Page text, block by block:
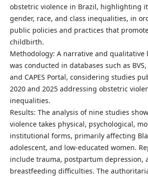
obstetric violence in Brazil, highlighting
gender, race, and class inequalities, in
public policies and practices that
childbirth.
Methodology: A narrative and
was conducted in databases such as BVS,
and CAPES Portal, considering studies
2020 and 2025 addressing obstetric
inequalities.
Results: The analysis of nine studies
violence takes physical, psychological,
institutional forms, primarily affecting
adolescent, and low-educated women.
include trauma, postpartum depression,
breastfeeding difficulties. The